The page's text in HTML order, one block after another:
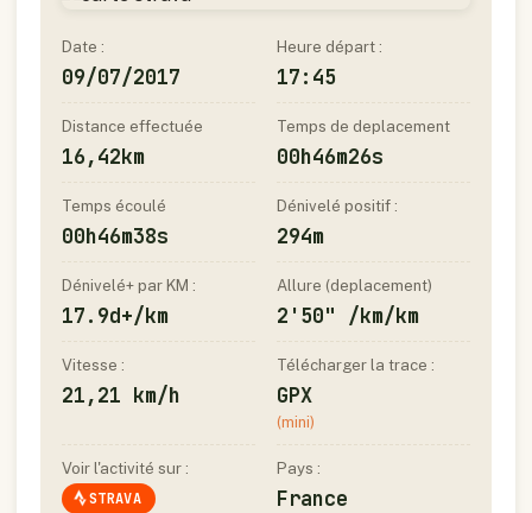
Date :
09/07/2017
Heure départ :
17:45
Distance effectuée
16,42km
Temps de deplacement
00h46m26s
Temps écoulé
00h46m38s
Dénivelé positif :
294m
Dénivelé+ par KM :
17.9d+/km
Allure (deplacement)
2'50" /km/km
Vitesse :
21,21 km/h
Télécharger la trace :
GPX
(mini)
Voir l'activité sur :
STRAVA
Pays :
France